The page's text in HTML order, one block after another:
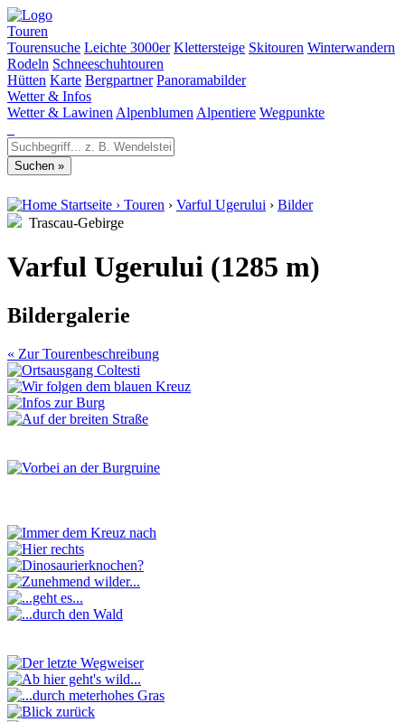
Touren
Tourensuche Leichte 3000er Klettersteige Skitouren Winterwandern
Rodeln Schneeschuhtouren
Hütten Karte Bergpartner Panoramabilder
Wetter & Infos
Wetter & Lawinen Alpenblumen Alpentiere Wegpunkte
Startseite › Touren › Varful Ugerului › Bilder
Trascau-Gebirge
Varful Ugerului (1285 m)
Bildergalerie
« Zur Tourenbeschreibung